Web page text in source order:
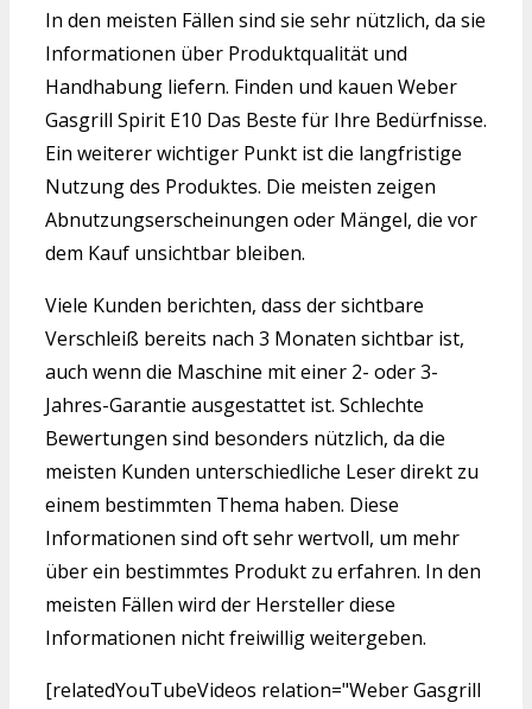
In den meisten Fällen sind sie sehr nützlich, da sie
Informationen über Produktqualität und
Handhabung liefern. Finden und kauen Weber
Gasgrill Spirit E10 Das Beste für Ihre Bedürfnisse.
Ein weiterer wichtiger Punkt ist die langfristige
Nutzung des Produktes. Die meisten zeigen
Abnutzungserscheinungen oder Mängel, die vor
dem Kauf unsichtbar bleiben.
Viele Kunden berichten, dass der sichtbare
Verschleiß bereits nach 3 Monaten sichtbar ist,
auch wenn die Maschine mit einer 2- oder 3-
Jahres-Garantie ausgestattet ist. Schlechte
Bewertungen sind besonders nützlich, da die
meisten Kunden unterschiedliche Leser direkt zu
einem bestimmten Thema haben. Diese
Informationen sind oft sehr wertvoll, um mehr
über ein bestimmtes Produkt zu erfahren. In den
meisten Fällen wird der Hersteller diese
Informationen nicht freiwillig weitergeben.
[relatedYouTubeVideos relation="Weber Gasgrill